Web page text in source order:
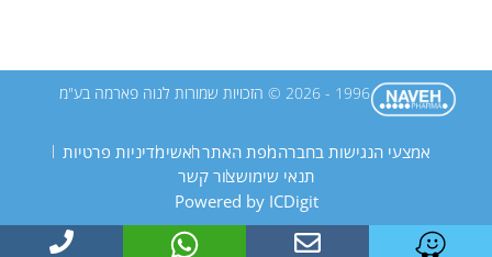
אמצעי הנגישות בחברהמפת האתרראשימדיניות פרטיות
תנאי שימושצור קשר
Powered by ICDigit
1996 - 2026 © הזכויות שמורות לנוה פארמה בע"מ